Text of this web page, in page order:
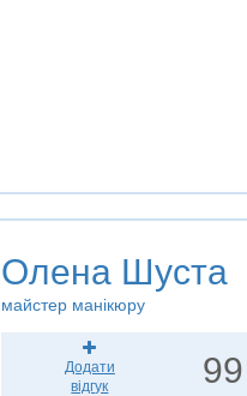
Олена Шуста
майстер манікюру
Додати
відгук
99